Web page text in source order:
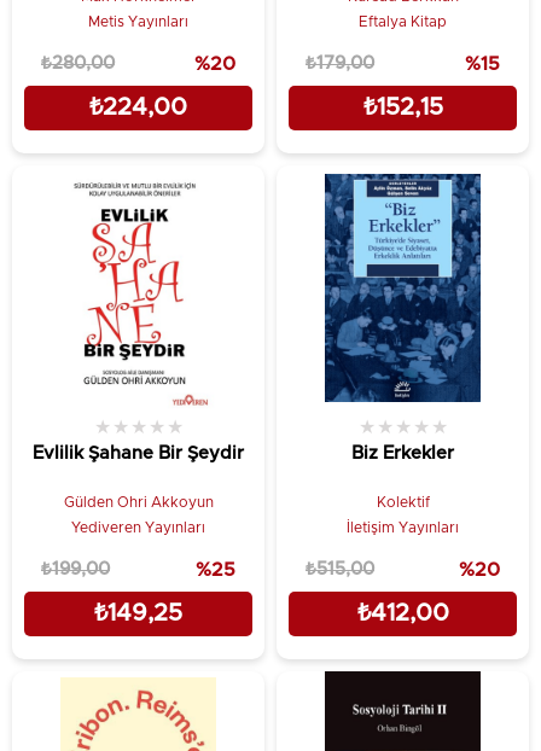
Metis Yayınları
₺224,00
₺280,00 %20
Eftalya Kitap
₺152,15
₺179,00 %15
Evlilik Şahane Bir Şeydir
★ ★ ★ ★ ★
Gülden Ohri Akkoyun
Yediveren Yayınları
₺149,25
₺199,00 %25
Biz Erkekler
★ ★ ★ ★ ★
Kolektif
İletişim Yayınları
₺412,00
₺515,00 %20